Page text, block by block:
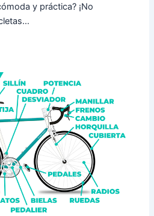
y práctica? ¡No